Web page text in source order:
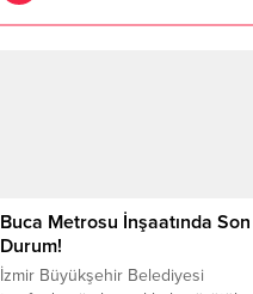
Buca Metrosu İnşaatında Son
Durum!
İzmir Büyükşehir Belediyesi